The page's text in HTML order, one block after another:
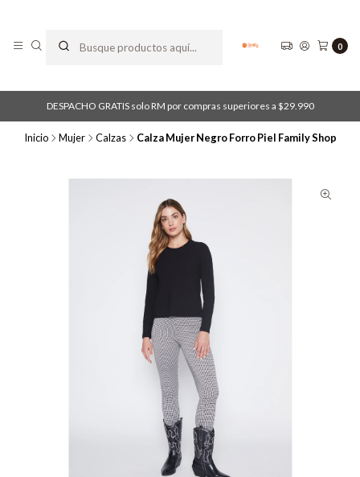
0
DESPACHO GRATIS solo RM por compras superiores a $29.990
Inicio Mujer Calzas Calza Mujer Negro Forro Piel Family Shop